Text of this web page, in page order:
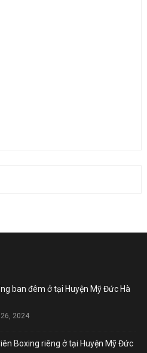
ban đêm ở tại Huyện Mỹ Đức Hà
2024
Boxing riêng ở tại Huyện Mỹ Đức